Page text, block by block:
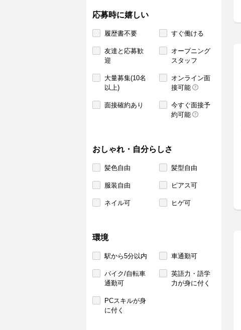
応募時に嬉しい
履歴書不要 すぐ働ける
友達と応募歓
迎
オープニング
スタッフ
大量募集(10名
以上)
オンライン面
接可能
面接確約あり
今すぐ面接予
約可能
おしゃれ・自分らしさ
髪色自由 髪型自由
服装自由 ピアス可
ネイル可 ヒゲ可
環境
駅から5分以内 車通勤可
バイク/自転車
通勤可
英語力・語学
力が身に付く
PCスキルが身
に付く